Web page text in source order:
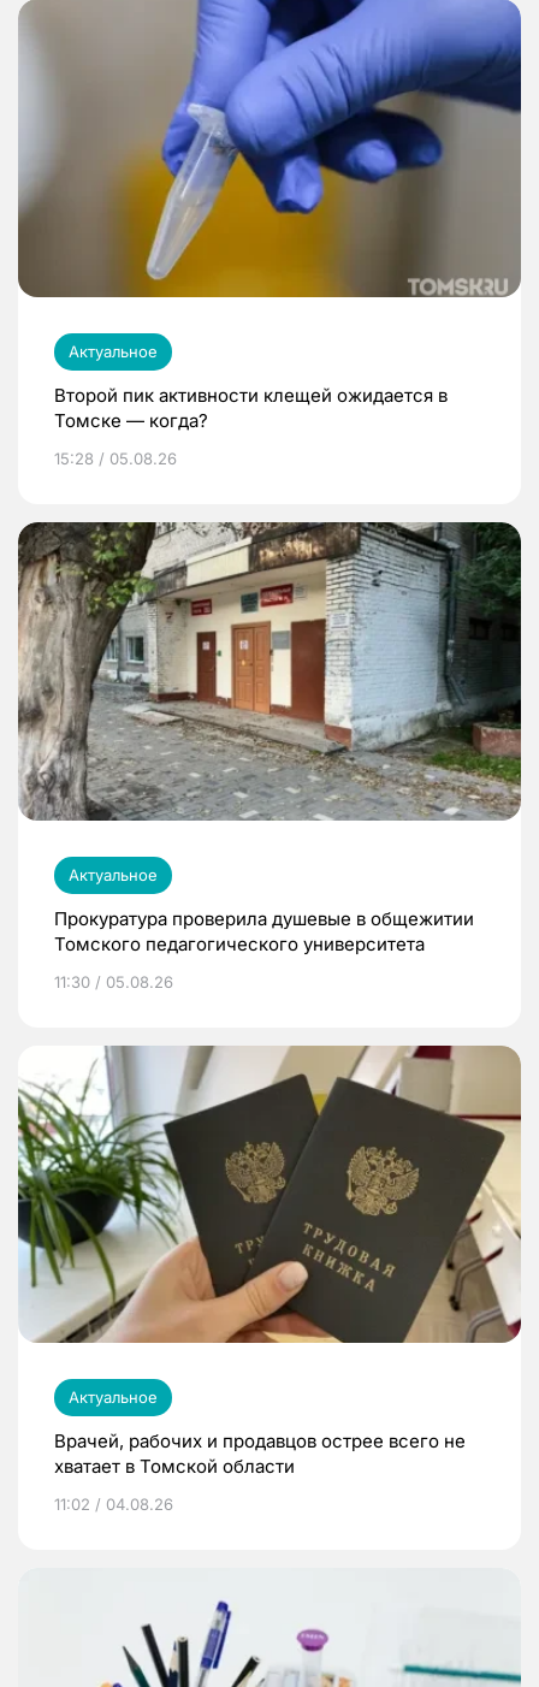
Актуальное
Второй пик активности клещей ожидается в
Томске — когда?
15:28 / 05.08.26
Актуальное
Прокуратура проверила душевые в общежитии
Томского педагогического университета
11:30 / 05.08.26
Актуальное
Врачей, рабочих и продавцов острее всего не
хватает в Томской области
11:02 / 04.08.26